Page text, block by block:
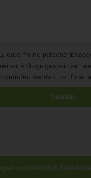
dass meine
Anfrage gespeichert
werden, per Email
Senden
vorbehaltlich